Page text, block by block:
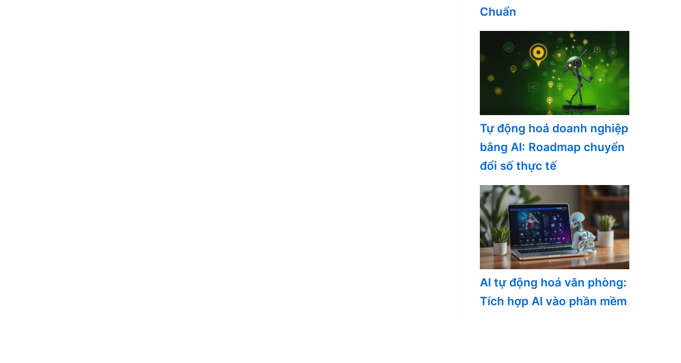
Chuẩn
Tự động hoá doanh nghiệp
bằng AI: Roadmap chuyển
đổi số thực tế
AI tự động hoá văn phòng:
Tích hợp AI vào phần mềm